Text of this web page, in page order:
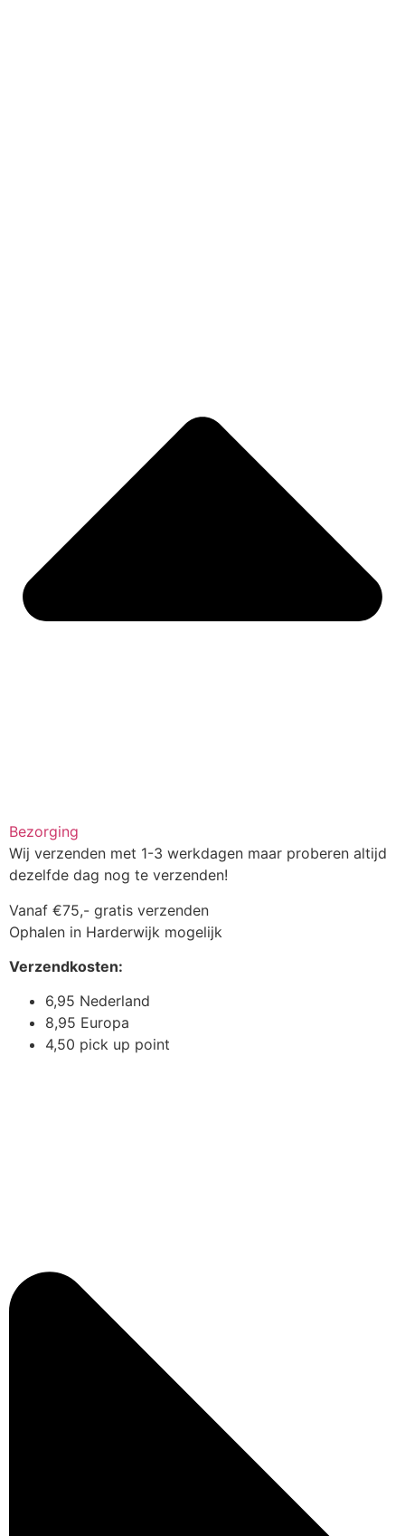
Bezorging
Wij verzenden met 1-3 werkdagen maar proberen altijd
dezelfde dag nog te verzenden!
Vanaf €75,- gratis verzenden
Ophalen in Harderwijk mogelijk
Verzendkosten:
6,95 Nederland
8,95 Europa
4,50 pick up point